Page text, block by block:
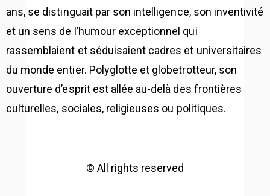
ans, se distinguait par son intelligence, son inventivité
et un sens de l’humour exceptionnel qui
rassemblaient et séduisaient cadres et universitaires
du monde entier. Polyglotte et globetrotteur, son
ouverture d’esprit est allée au-delà des frontières
culturelles, sociales, religieuses ou politiques.
© All rights reserved